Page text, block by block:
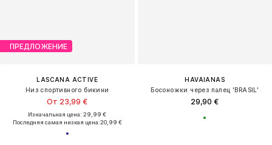
ПРЕДЛОЖЕНИЕ
LASCANA ACTIVE
Низ спортивного бикини
От 23,99 €
Изначальная цена: 29,99 €
Последняя самая низкая цена:20,99 €
HAVAIANAS
Босоножки через палец 'BRASIL'
29,90 €